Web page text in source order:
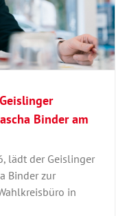
Binder am
lädt der Geislinger
Binder zur
in